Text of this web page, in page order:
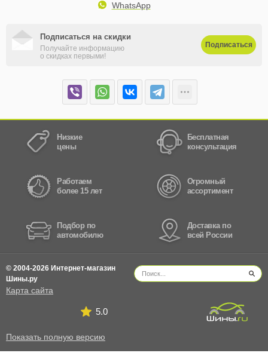
WhatsApp
Подписаться на скидки
Получайте информацию
о скидках первыми!
Подписаться
Низкие
цены
Бесплатная
консультация
Работаем
более 15 лет
Огромный
ассортимент
Подбор по
автомобилю
Доставка по
всей России
© 2004-2026 Интернет-магазин
Шины.ру
Карта сайта
5.0
Показать полную версию